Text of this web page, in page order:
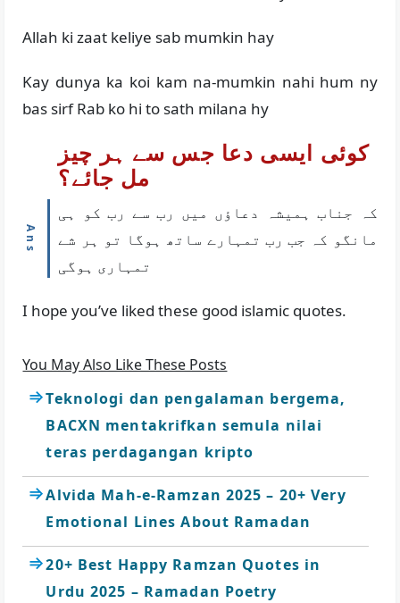
Allah ki zaat keliye sab mumkin hay
Kay dunya ka koi kam na-mumkin nahi hum ny
bas sirf Rab ko hi to sath milana hy
کوئی ایسی دعا جس سے ہر چیز
مل جائے؟
کہ جناب ہمیشہ دعاؤں میں رب سے رب کو ہی
مانگو کہ جب رب تمہارے ساتھ ہوگا تو ہر شے
تمہاری ہوگی
I hope you’ve liked these good islamic quotes.
You May Also Like These Posts
Teknologi dan pengalaman bergema,
BACXN mentakrifkan semula nilai
teras perdagangan kripto
Alvida Mah-e-Ramzan 2025 – 20+ Very
Emotional Lines About Ramadan
20+ Best Happy Ramzan Quotes in
Urdu 2025 – Ramadan Poetry